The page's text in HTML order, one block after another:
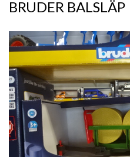
BRUDER BALSLÄP